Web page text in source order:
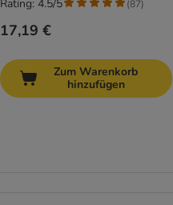
17,19 €
Rating: 4.5/5 (87)
Zum Warenkorb
hinzufügen